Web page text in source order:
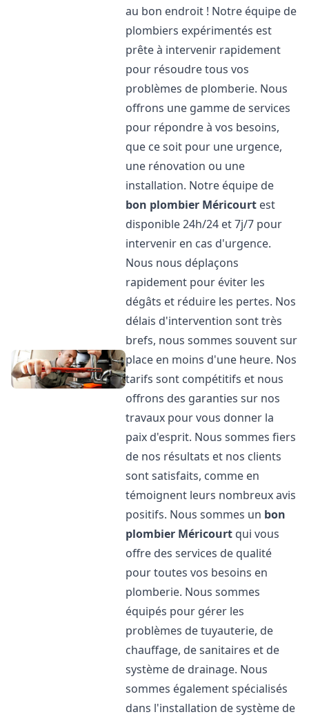
au bon endroit ! Notre équipe de
plombiers expérimentés est
prête à intervenir rapidement
pour résoudre tous vos
problèmes de plomberie. Nous
offrons une gamme de services
pour répondre à vos besoins,
que ce soit pour une urgence,
une rénovation ou une
installation. Notre équipe de
bon plombier Méricourt est
disponible 24h/24 et 7j/7 pour
intervenir en cas d'urgence.
Nous nous déplaçons
rapidement pour éviter les
dégâts et réduire les pertes. Nos
délais d'intervention sont très
brefs, nous sommes souvent sur
place en moins d'une heure. Nos
tarifs sont compétitifs et nous
offrons des garanties sur nos
travaux pour vous donner la
paix d'esprit. Nous sommes fiers
de nos résultats et nos clients
sont satisfaits, comme en
témoignent leurs nombreux avis
positifs. Nous sommes un bon
plombier Méricourt qui vous
offre des services de qualité
pour toutes vos besoins en
plomberie. Nous sommes
équipés pour gérer les
problèmes de tuyauterie, de
chauffage, de sanitaires et de
système de drainage. Nous
sommes également spécialisés
dans l'installation de système de